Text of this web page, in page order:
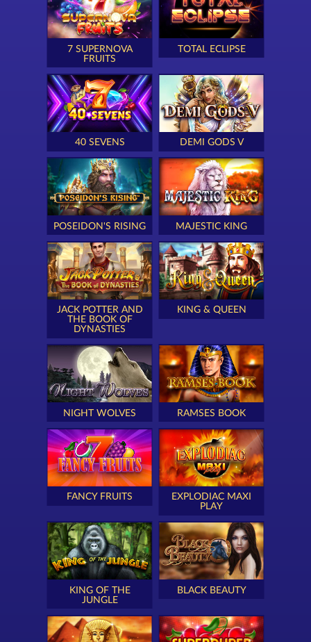
7 SUPERNOVA
FRUITS
TOTAL ECLIPSE
40 SEVENS DEMI GODS V
POSEIDON'S RISING MAJESTIC KING
JACK POTTER AND
THE BOOK OF
DYNASTIES
KING & QUEEN
NIGHT WOLVES RAMSES BOOK
FANCY FRUITS
EXPLODIAC MAXI
PLAY
KING OF THE
JUNGLE
BLACK BEAUTY